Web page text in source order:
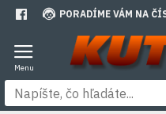
PORADÍME VÁM NA